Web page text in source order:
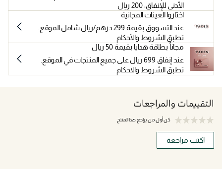
الأدنى للإنفاق: 200 ريال
اختاروا العينات المجانية
عند التسووق بقيمة 299 درهم/ريال شامل الموقع.
تطبق الشروط والأحكام
مجاناً بطاقة هدايا بقيمة 50 ريال
عند إنفاق 699 ريال على جميع المنتجات في الموقع.
تطبق الشروط والاحكام
التقييمات والمراجعات
كن أول من يراجع هذا المنتج
اكتب مراجعة